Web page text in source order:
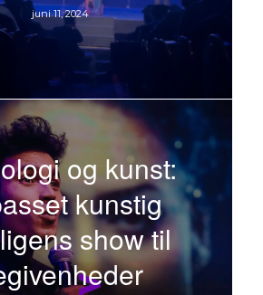
juni 11, 2024
og kunst:
kunstig
show til